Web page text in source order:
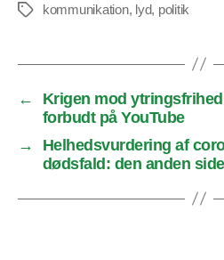
Tags kommunikation, lyd, politik
←
Krigen mod
forbudt på YouTube
→
Helhedsvurdering af
dødsfald: den anden